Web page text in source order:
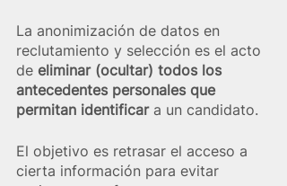
La anonimización de datos en
reclutamiento y selección es el acto
de eliminar (ocultar) todos los
antecedentes personales que
permitan identificar a un candidato.
El objetivo es retrasar el acceso a
cierta información para evitar